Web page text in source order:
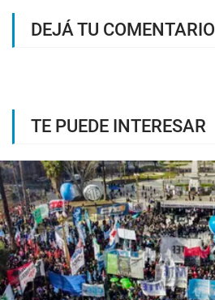
DEJÁ TU COMENTARIO
TE PUEDE INTERESAR